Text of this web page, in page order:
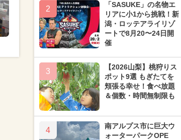
2
「SASUKE」の名物エ
リアに小1から挑戦！新
潟・ロッテアライリゾ
ートで8月20〜24日開
催
3
【2026山梨】桃狩りス
ポット9選 もぎたてを
頬張る幸せ！食べ放題
＆個数・時間無制限も
4
南アルプス市に巨大ウ
ォーターパークOPE